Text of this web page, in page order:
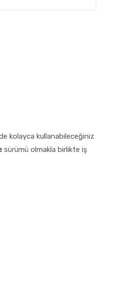
kolayca kullanabileceğiniz
sürümü olmakla birlikte iş